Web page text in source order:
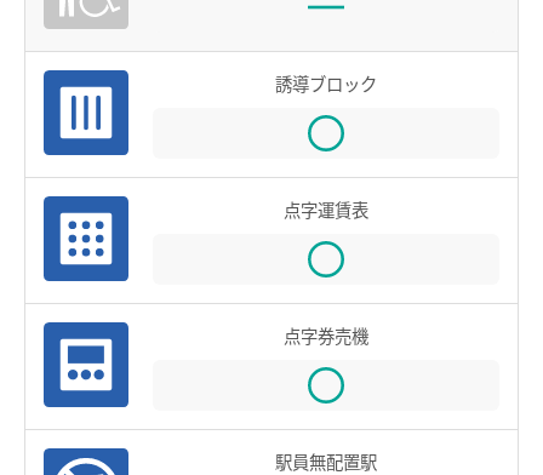
鉄道・バスで使う
鉄道での使い方
鉄道の運賃計算
きっぷを購入する
特殊な改札口のご利用方法
バスで使う
バスでの使い方
バスの運賃計算
誘導ブロック
点字運賃表
点字券売機
駅員無配置駅